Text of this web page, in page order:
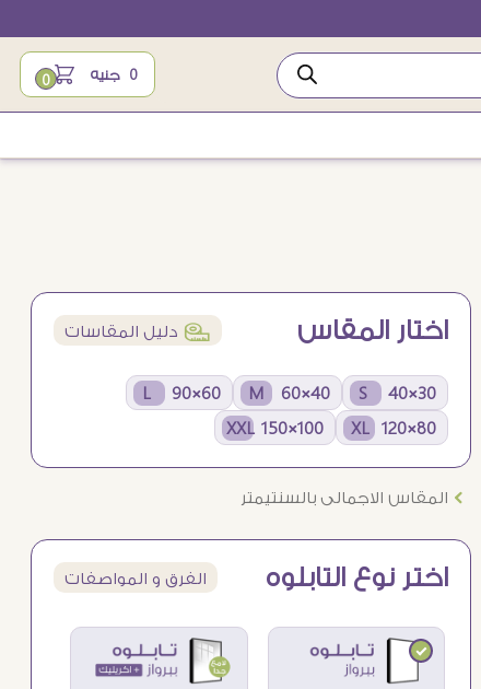
0 جنيه 0
اختار المقاس í دليل المقاسات
30×40 S
40×60 M
60×90 L
80×120 XL
100×150 XXL
Ö المقاس الاجمالى بالسنتيمتر
اختر نوع التابلوه الفرق و المواصفات